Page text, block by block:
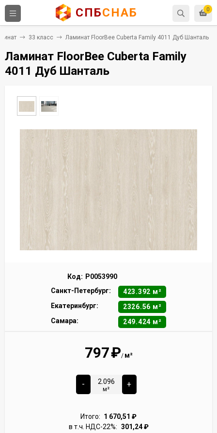
0
СПБСНАБ
33 класс Ламинат FloorBee Cuberta Family 4011 Дуб Шанталь
Ламинат FloorBee Cuberta Family
4011 Дуб Шанталь
Код: Р0053990
Санкт-Петербург:
423.392 м²
Екатеринбург:
2326.56 м²
Самара:
249.424 м²
797₽/ м²
-
м²
+
Итого: 1 670,51 ₽
в т.ч. НДС-22%: 301,24₽